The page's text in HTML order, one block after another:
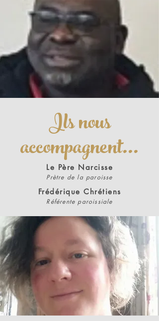
Ils nous
accompagnent...
Le Père Narcisse
Prètre de la paroisse
Frédérique Chrétiens
Référente paroissiale